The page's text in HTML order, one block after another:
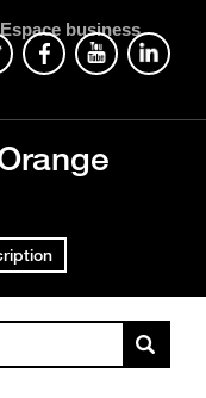
Espace business